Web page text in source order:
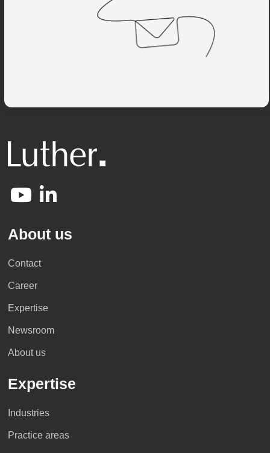
About us
Contact
Career
Expertise
Newsroom
About us
Expertise
Industries
Practice areas